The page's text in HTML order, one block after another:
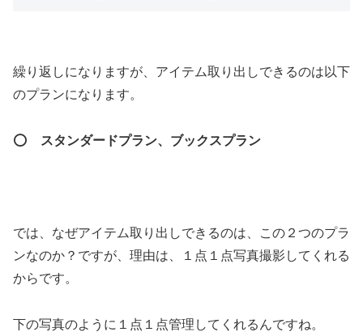
繰り返しになりますが、アイテム取り出しできるのは以下
のプランになります。
⭕️ スタンダードプラン、ブックスプラン
では、なぜアイテム取り出しできるのは、この２つのプラ
ンなのか？ですが、理由は、１点１点写真撮影してくれる
からです。
下の写真のように１点１点管理してくれるんですね。